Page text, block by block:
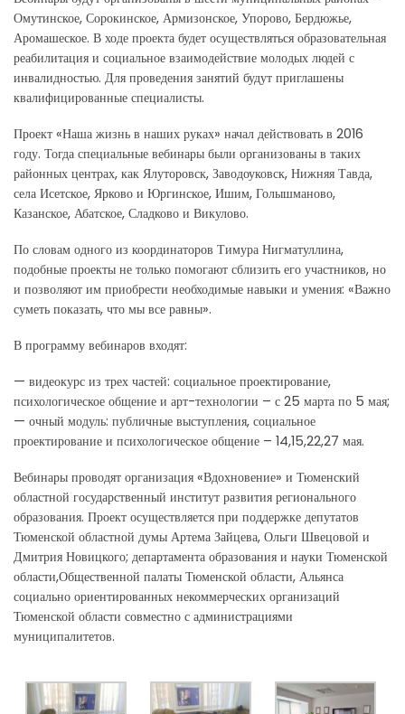
Омутинское, Сорокинское, Армизонское, Упорово, Бердюжье,
Аромашеское. В ходе проекта будет осуществляться образовательная
реабилитация и социальное взаимодействие молодых людей с
инвалидностью. Для проведения занятий будут приглашены
квалифицированные специалисты.
Проект «Наша жизнь в наших руках» начал действовать в 2016
году. Тогда специальные вебинары были организованы в таких
районных центрах, как Ялуторовск, Заводоуковск, Нижняя Тавда,
села Исетское, Ярково и Юргинское, Ишим, Голышманово,
Казанское, Абатское, Сладково и Викулово.
По словам одного из координаторов Тимура Нигматуллина,
подобные проекты не только помогают сблизить его участников, но
и позволяют им приобрести необходимые навыки и умения: «Важно
суметь показать, что мы все равны».
В программу вебинаров входят:
— видеокурс из трех частей: социальное проектирование,
психологическое общение и арт-технологии – с 25 марта по 5 мая;
— очный модуль: публичные выступления, социальное
проектирование и психологическое общение – 14,15,22,27 мая.
Вебинары проводят организация «Вдохновение» и Тюменский
областной государственный институт развития регионального
образования. Проект осуществляется при поддержке депутатов
Тюменской областной думы Артема Зайцева, Ольги Швецовой и
Дмитрия Новицкого; департамента образования и науки Тюменской
области,Общественной палаты Тюменской области, Альянса
социально ориентированных некоммерческих организаций
Тюменской области совместно с администрациями
муниципалитетов.